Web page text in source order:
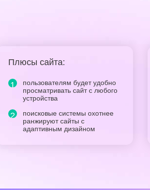
Плюсы сайта:
пользователям будет удобно
просматривать сайт с любого
устройства
поисковые системы охотнее
ранжируют сайты с
адаптивным дизайном